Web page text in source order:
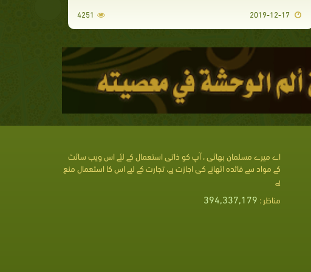
4251
اے میرے مسلمان بھائی ، آپ کو ذاتی استعمال کے لئے اس ویب سائٹ
کے مواد سے فائدہ اٹھانے کی اجازت ہے، تجارت کے لیے اس کا استعمال منع
ہے
مناظر : 394,337,179